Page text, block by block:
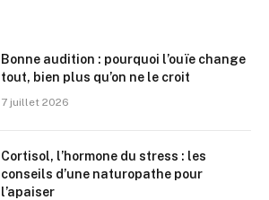
Bonne audition : pourquoi l’ouïe change
tout, bien plus qu’on ne le croit
7 juillet 2026
Cortisol, l’hormone du stress : les
conseils d’une naturopathe pour
l’apaiser